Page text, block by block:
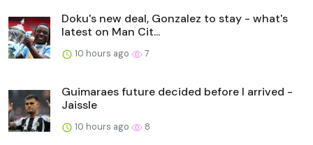
Doku's new deal, Gonzalez to stay - what's
latest on Man Cit...
10 hours ago 7
Guimaraes future decided before I arrived -
Jaissle
10 hours ago 8